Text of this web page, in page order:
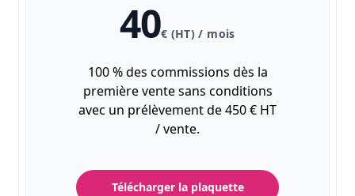
40€ (HT) / mois
100 % des commissions dès la
première vente sans conditions
avec un prélèvement de 450 € HT
/ vente.
Télécharger la plaquette